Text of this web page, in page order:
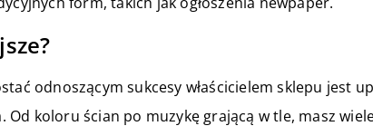
odnoszącym sukcesy właścicielem sklepu jest
Od koloru ścian po muzykę grającą w tle, masz